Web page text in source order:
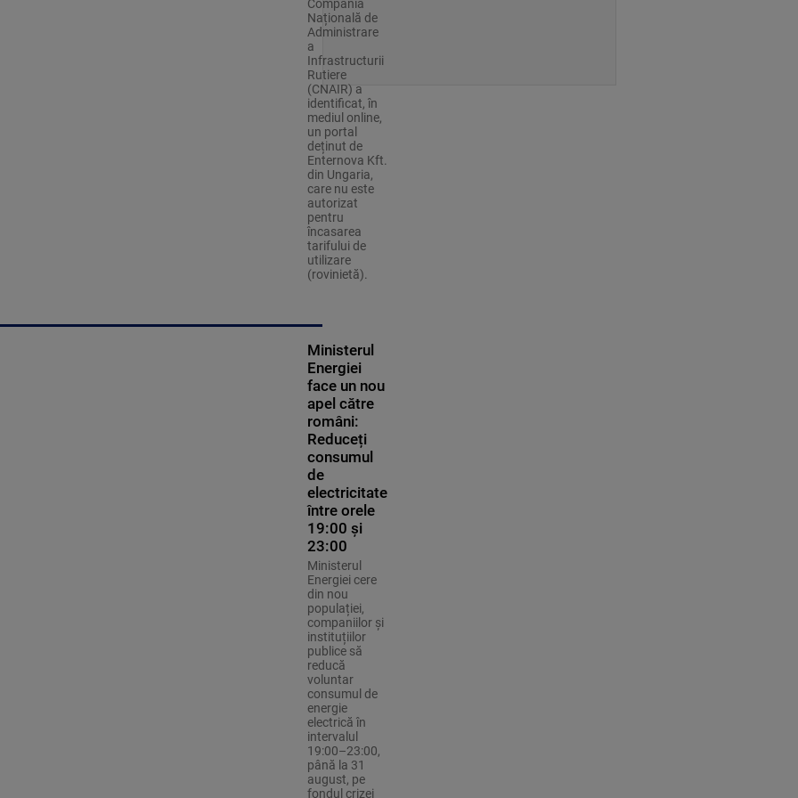
Compania
Națională de
Administrare
a
Infrastructurii
Rutiere
(CNAIR) a
identificat, în
mediul online,
un portal
deținut de
Enternova Kft.
din Ungaria,
care nu este
autorizat
pentru
încasarea
tarifului de
utilizare
(rovinietă).
Ministerul
Energiei
face un nou
apel către
români:
Reduceți
consumul
de
electricitate
între orele
19:00 și
23:00
Ministerul
Energiei cere
din nou
populației,
companiilor și
instituțiilor
publice să
reducă
voluntar
consumul de
energie
electrică în
intervalul
19:00–23:00,
până la 31
august, pe
fondul crizei